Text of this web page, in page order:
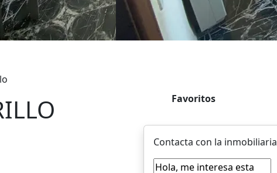
Favoritos
Contacta con la inmobiliaria